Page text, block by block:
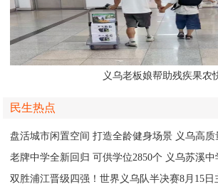
义乌老板娘帮助残疾果农
民生热点
老牌中学全新回归 可供学位2850个 义乌苏溪中
双胜浦江晋级四强！世界义乌队半决赛8月15日